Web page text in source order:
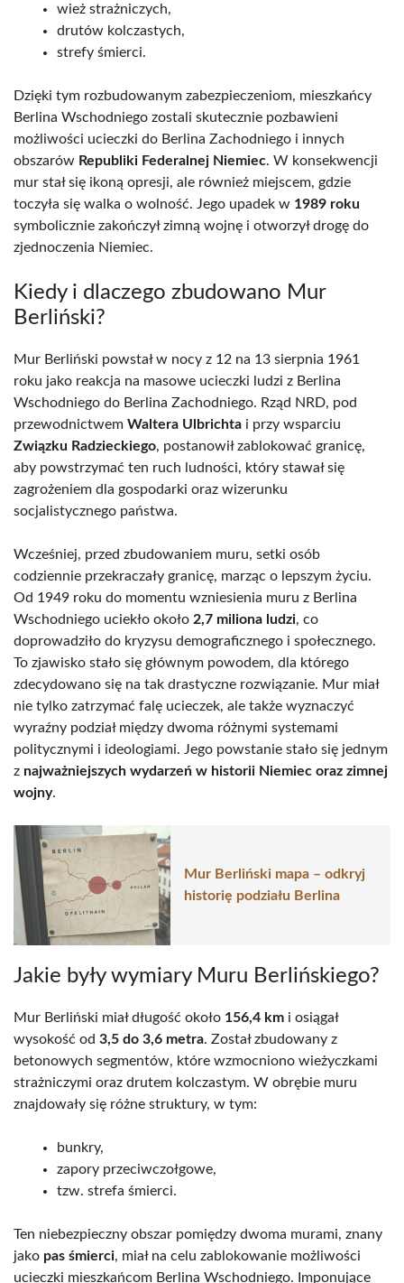
wież strażniczych,
drutów kolczastych,
strefy śmierci.
Dzięki tym rozbudowanym zabezpieczeniom, mieszkańcy
Berlina Wschodniego zostali skutecznie pozbawieni
możliwości ucieczki do Berlina Zachodniego i innych
obszarów Republiki Federalnej Niemiec. W konsekwencji
mur stał się ikoną opresji, ale również miejscem, gdzie
toczyła się walka o wolność. Jego upadek w 1989 roku
symbolicznie zakończył zimną wojnę i otworzył drogę do
zjednoczenia Niemiec.
Kiedy i dlaczego zbudowano Mur
Berliński?
Mur Berliński powstał w nocy z 12 na 13 sierpnia 1961
roku jako reakcja na masowe ucieczki ludzi z Berlina
Wschodniego do Berlina Zachodniego. Rząd NRD, pod
przewodnictwem Waltera Ulbrichta i przy wsparciu
Związku Radzieckiego, postanowił zablokować granicę,
aby powstrzymać ten ruch ludności, który stawał się
zagrożeniem dla gospodarki oraz wizerunku
socjalistycznego państwa.
Wcześniej, przed zbudowaniem muru, setki osób
codziennie przekraczały granicę, marząc o lepszym życiu.
Od 1949 roku do momentu wzniesienia muru z Berlina
Wschodniego uciekło około 2,7 miliona ludzi, co
doprowadziło do kryzysu demograficznego i społecznego.
To zjawisko stało się głównym powodem, dla którego
zdecydowano się na tak drastyczne rozwiązanie. Mur miał
nie tylko zatrzymać falę ucieczek, ale także wyznaczyć
wyraźny podział między dwoma różnymi systemami
politycznymi i ideologiami. Jego powstanie stało się jednym
z najważniejszych wydarzeń w historii Niemiec oraz zimnej
wojny.
Mur Berliński mapa – odkryj
historię podziału Berlina
Jakie były wymiary Muru Berlińskiego?
Mur Berliński miał długość około 156,4 km i osiągał
wysokość od 3,5 do 3,6 metra. Został zbudowany z
betonowych segmentów, które wzmocniono wieżyczkami
strażniczymi oraz drutem kolczastym. W obrębie muru
znajdowały się różne struktury, w tym:
bunkry,
zapory przeciwczołgowe,
tzw. strefa śmierci.
Ten niebezpieczny obszar pomiędzy dwoma murami, znany
jako pas śmierci, miał na celu zablokowanie możliwości
ucieczki mieszkańcom Berlina Wschodniego. Imponujące